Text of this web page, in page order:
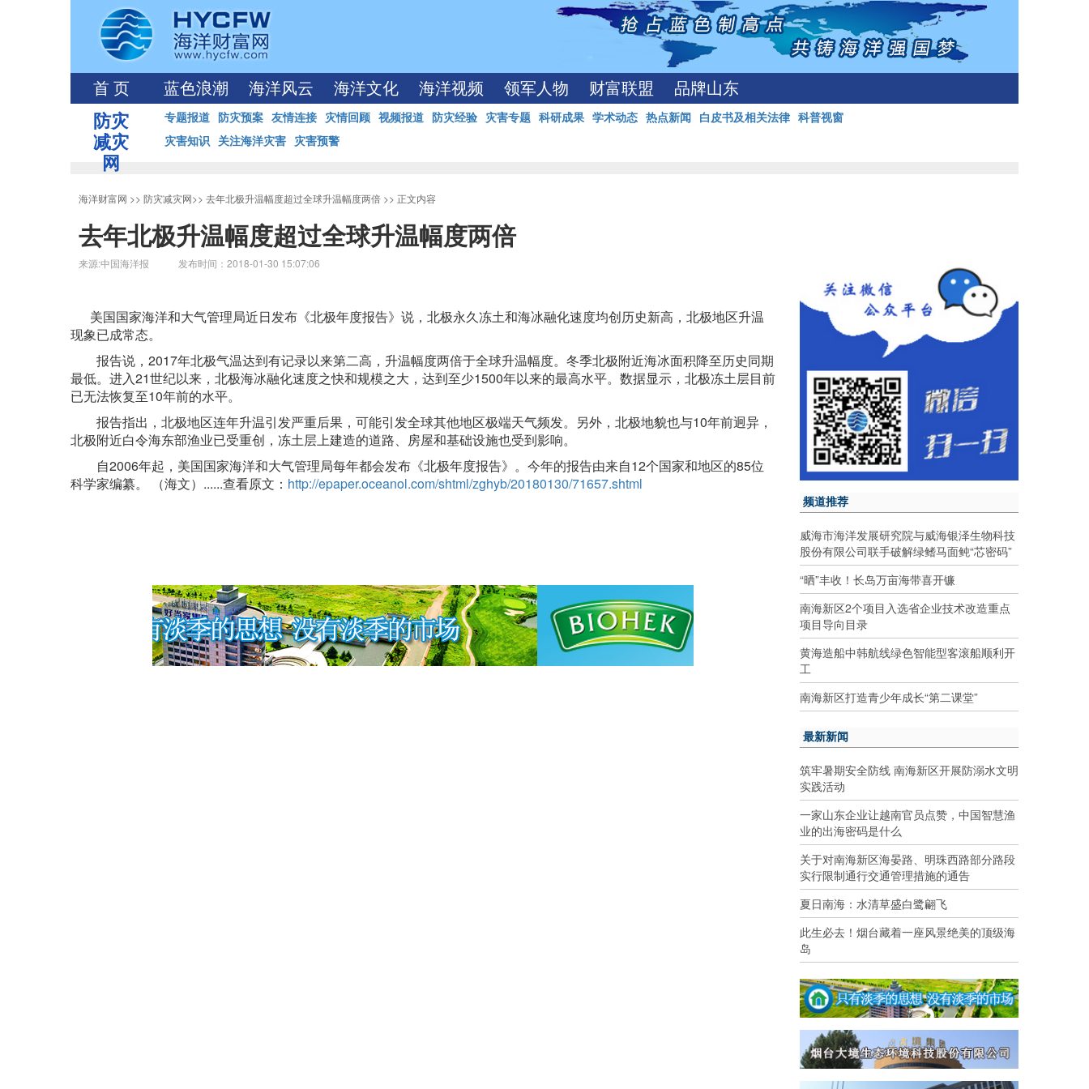
首 页 蓝色浪潮 海洋风云 海洋文化 海洋视频 领军人物 财富联盟 品牌山东
防灾
减灾
网
专题报道 防灾预案 友情连接 灾情回顾 视频报道 防灾经验 灾害专题 科研成果 学术动态 热点新闻 白皮书及相关法律 科普视窗
灾害知识 关注海洋灾害 灾害预警
海洋财富网 >> 防灾减灾网>> 去年北极升温幅度超过全球升温幅度两倍 >> 正文内容
去年北极升温幅度超过全球升温幅度两倍
来源:中国海洋报 发布时间：2018-01-30 15:07:06
美国国家海洋和大气管理局近日发布《北极年度报告》说，北极永久冻土和海冰融化速度均创历史新高，北极地区升温
现象已成常态。
报告说，2017年北极气温达到有记录以来第二高，升温幅度两倍于全球升温幅度。冬季北极附近海冰面积降至历史同期
最低。进入21世纪以来，北极海冰融化速度之快和规模之大，达到至少1500年以来的最高水平。数据显示，北极冻土层目前
已无法恢复至10年前的水平。
报告指出，北极地区连年升温引发严重后果，可能引发全球其他地区极端天气频发。另外，北极地貌也与10年前迥异，
北极附近白令海东部渔业已受重创，冻土层上建造的道路、房屋和基础设施也受到影响。
自2006年起，美国国家海洋和大气管理局每年都会发布《北极年度报告》。今年的报告由来自12个国家和地区的85位
科学家编纂。 （海文）......查看原文： http://epaper.oceanol.com/shtml/zghyb/20180130/71657.shtml
频道推荐
威海市海洋发展研究院与威海银泽生物科技
股份有限公司联手破解绿鳍马面鲀“芯密码”
“晒”丰收！长岛万亩海带喜开镰
南海新区2个项目入选省企业技术改造重点
项目导向目录
黄海造船中韩航线绿色智能型客滚船顺利开
工
南海新区打造青少年成长“第二课堂”
最新新闻
筑牢暑期安全防线 南海新区开展防溺水文明
实践活动
一家山东企业让越南官员点赞，中国智慧渔
业的出海密码是什么
关于对南海新区海晏路、明珠西路部分路段
实行限制通行交通管理措施的通告
夏日南海：水清草盛白鹭翩飞
此生必去！烟台藏着一座风景绝美的顶级海
岛